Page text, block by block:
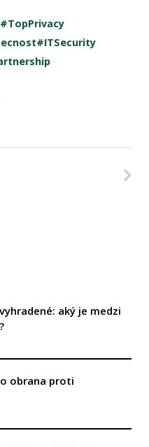
#TopPrivacy
#ITSecurity
aký je medzi
obrana proti